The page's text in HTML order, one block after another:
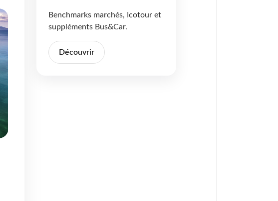
Benchmarks marchés, Icotour et
suppléments Bus&Car.
Découvrir